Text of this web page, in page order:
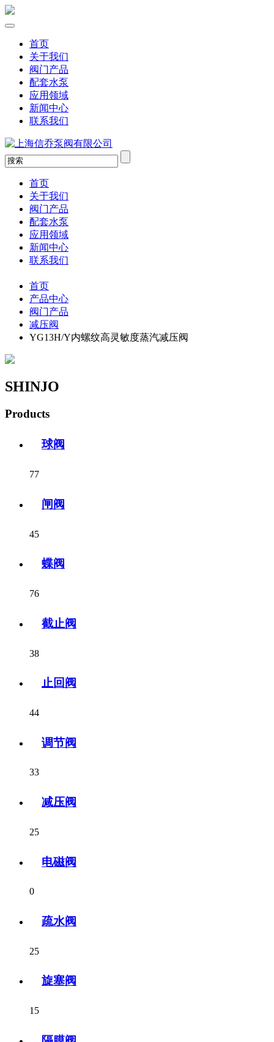
首页
关于我们
阀门产品
配套水泵
应用领域
新闻中心
联系我们
首页
关于我们
阀门产品
配套水泵
应用领域
新闻中心
联系我们
首页
产品中心
阀门产品
减压阀
YG13H/Y内螺纹高灵敏度蒸汽减压阀
SHINJO
Products
球阀
77
闸阀
45
蝶阀
76
截止阀
38
止回阀
44
调节阀
33
减压阀
25
电磁阀
0
疏水阀
25
旋塞阀
15